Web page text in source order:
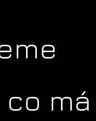
má